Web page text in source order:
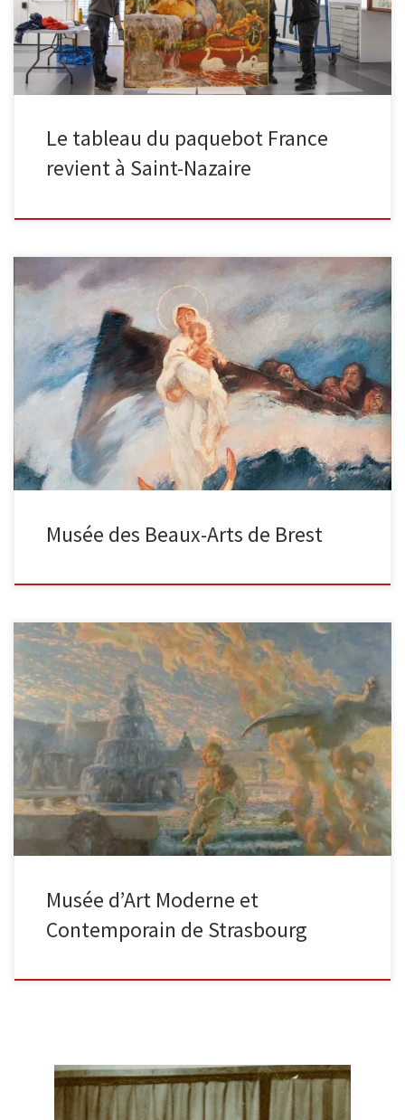
Le tableau du paquebot France
revient à Saint-Nazaire
Ex-voto : Notre-Dame des NaufragésHuile sur toile (75 x 80 cm) Une
miraculeuse apparition de Notre-Dame des Naufragés apporte son
aide […]
Musée des Beaux-Arts de Brest
Voici une des plus belles collections des oeuvres de Gaston La
Touche conservée en France parmi les musées nationaux. Elles
[…]
Musée d’Art Moderne et
Contemporain de Strasbourg